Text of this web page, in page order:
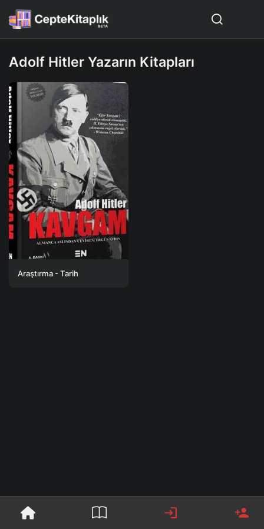
Adolf Hitler Yazarın Kitapları
Araştırma - Tarih